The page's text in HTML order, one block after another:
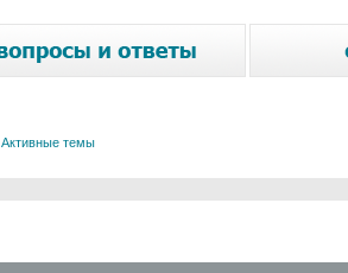
Активные темы